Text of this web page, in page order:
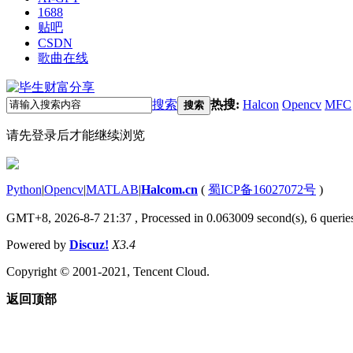
1688
贴吧
CSDN
歌曲在线
搜索 搜索 热搜: Halcon Opencv MFC
请先登录后才能继续浏览
Python|Opencv|MATLAB|Halcom.cn ( 蜀ICP备16027072号 )
GMT+8, 2026-8-7 21:37 , Processed in 0.063009 second(s), 6
Powered by Discuz! X3.4
Copyright © 2001-2021, Tencent Cloud.
返回顶部